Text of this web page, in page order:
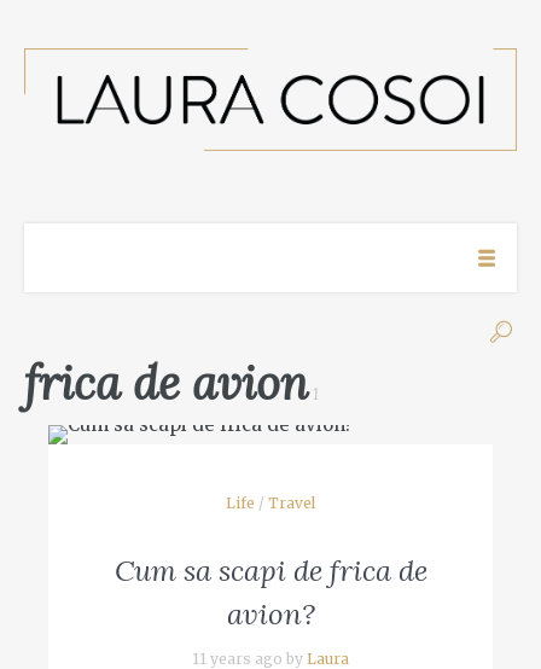
frica de avion1
Life / Travel
Cum sa scapi de frica de
avion?
11 years ago by Laura